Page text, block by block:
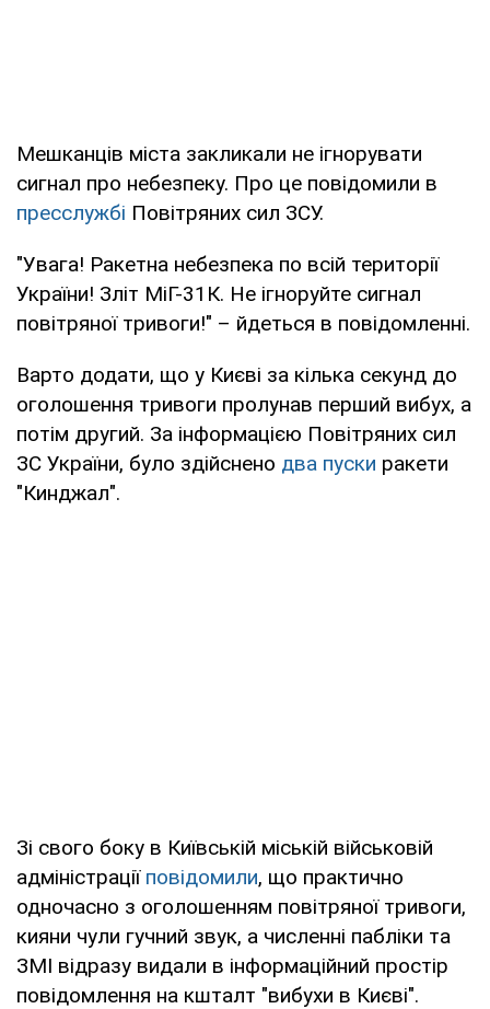
Мешканців міста закликали не ігнорувати
сигнал про небезпеку. Про це повідомили в
пресслужбі Повітряних сил ЗСУ.
"Увага! Ракетна небезпека по всій території
України! Зліт МіГ-31К. Не ігноруйте сигнал
повітряної тривоги!" – йдеться в повідомленні.
Варто додати, що у Києві за кілька секунд до
оголошення тривоги пролунав перший вибух, а
потім другий. За інформацією Повітряних сил
ЗС України, було здійснено два пуски ракети
"Кинджал".
Зі свого боку в Київській міській військовій
адміністрації повідомили, що практично
одночасно з оголошенням повітряної тривоги,
кияни чули гучний звук, а численні пабліки та
ЗМІ відразу видали в інформаційний простір
повідомлення на кшталт "вибухи в Києві".